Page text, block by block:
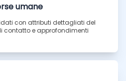
umane
con attributi dettagliati del
contatto e approfondimenti